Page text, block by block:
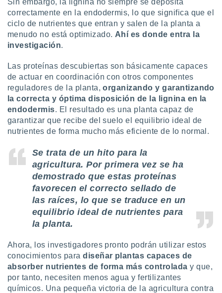
Sin embargo, la lignina no siempre se deposita
correctamente en la endodermis, lo que significa que el
ciclo de nutrientes que entran y salen de la planta a
menudo no está optimizado. Ahí es donde entra la
investigación.
Las proteínas descubiertas son básicamente capaces
de actuar en coordinación con otros componentes
reguladores de la planta,organizando y garantizando
la correcta y óptima disposición de la lignina en la
endodermis. El resultado es una planta capaz de
garantizar que recibe del suelo el equilibrio ideal de
nutrientes de forma mucho más eficiente de lo normal.
Se trata de un hito para la
agricultura. Por primera vez se ha
demostrado que estas proteínas
favorecen el correcto sellado de
las raíces, lo que se traduce en un
equilibrio ideal de nutrientes para
la planta.
Ahora, los investigadores pronto podrán utilizar estos
conocimientos paradiseñar plantas capaces de
absorber nutrientes de forma más controlada y que,
por tanto, necesiten menos agua y fertilizantes
químicos. Una pequeña victoria de la agricultura contra